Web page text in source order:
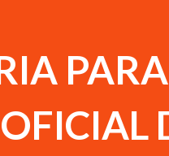
PARA